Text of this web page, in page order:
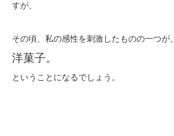
すが、
その頃、私の感性を刺激したものの一つが、
洋菓子。
ということになるでしょう。